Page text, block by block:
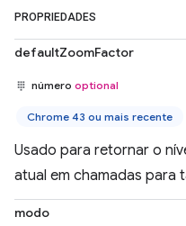
PROPRIEDADES
defaultZoomFactor
número optional
Chrome 43 ou mais recente
Usado para retornar o
atual em chamadas para
modo